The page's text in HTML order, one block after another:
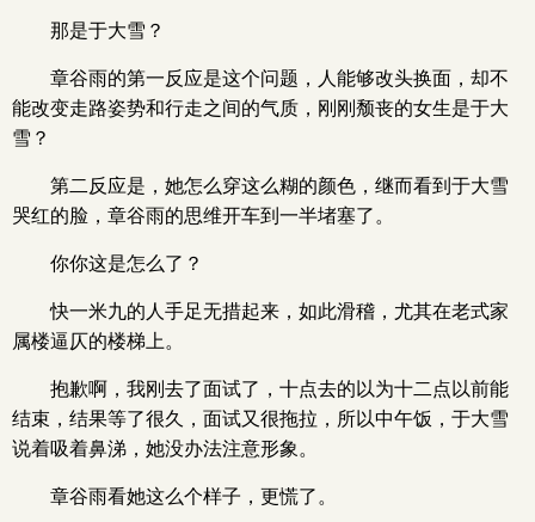
那是于大雪？
章谷雨的第一反应是这个问题，人能够改头换面，却不
能改变走路姿势和行走之间的气质，刚刚颓丧的女生是于大
雪？
第二反应是，她怎么穿这么糊的颜色，继而看到于大雪
哭红的脸，章谷雨的思维开车到一半堵塞了。
你你这是怎么了？
快一米九的人手足无措起来，如此滑稽，尤其在老式家
属楼逼仄的楼梯上。
抱歉啊，我刚去了面试了，十点去的以为十二点以前能
结束，结果等了很久，面试又很拖拉，所以中午饭，于大雪
说着吸着鼻涕，她没办法注意形象。
章谷雨看她这么个样子，更慌了。